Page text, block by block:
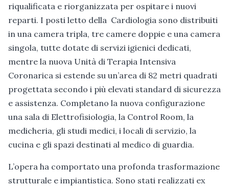
riqualificata e riorganizzata per ospitare i nuovi
reparti. I posti letto della Cardiologia sono distribuiti
in una camera tripla, tre camere doppie e una camera
singola, tutte dotate di servizi igienici dedicati,
mentre la nuova Unità di Terapia Intensiva
Coronarica si estende su un’area di 82 metri quadrati
progettata secondo i più elevati standard di sicurezza
e assistenza. Completano la nuova configurazione
una sala di Elettrofisiologia, la Control Room, la
medicheria, gli studi medici, i locali di servizio, la
cucina e gli spazi destinati al medico di guardia.
L’opera ha comportato una profonda trasformazione
strutturale e impiantistica. Sono stati realizzati ex